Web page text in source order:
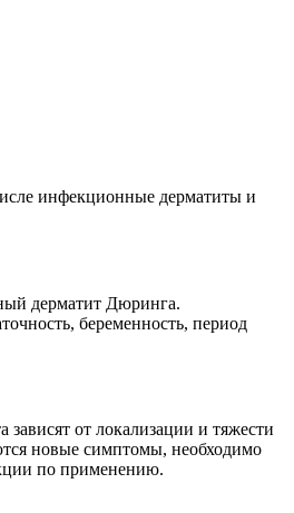
инфекционные дерматиты и
дерматит Дюринга.
беременность, период
от локализации и тяжести
новые симптомы, необходимо
по применению.